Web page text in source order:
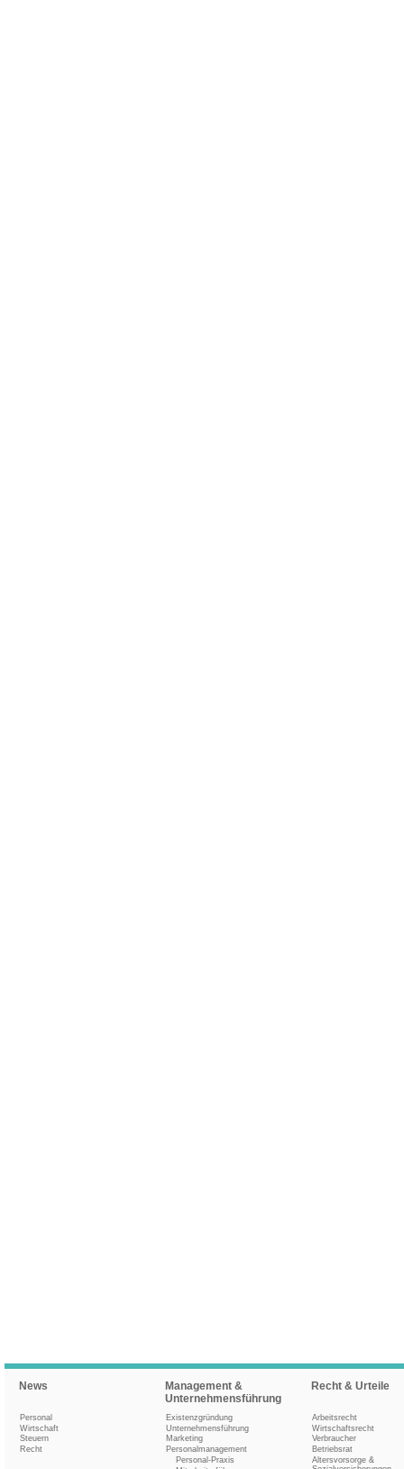
News
Personal
Wirtschaft
Steuern
Recht
Management &
Unternehmensführung
Existenzgründung
Unternehmensführung
Marketing
Personalmanagement
Personal-Praxis
Recht & Urteile
Arbeitsrecht
Wirtschaftsrecht
Verbraucher
Betriebsrat
Altersvorsorge &